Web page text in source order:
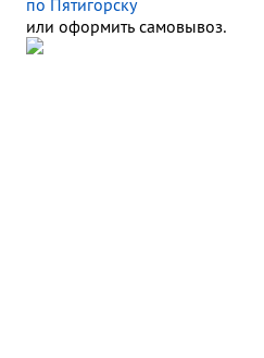
или оформить самовывоз.